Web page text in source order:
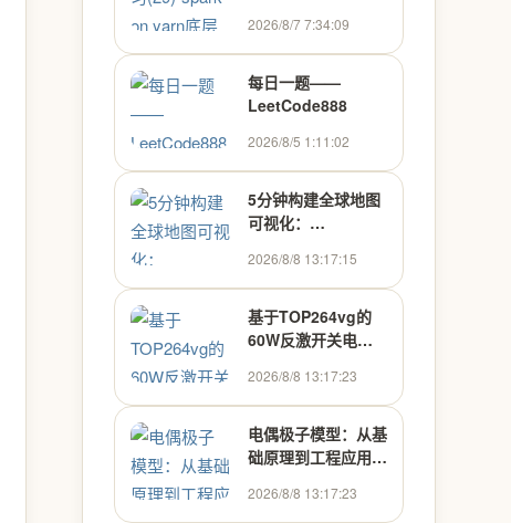
2026/8/7 7:34:09
每日一题——
LeetCode888
2026/8/5 1:11:02
5分钟构建全球地图
可视化：
理数据宝库完全指南
2026/8/8 13:17:15
基于TOP264vg的
60W反激开关电源
PCB布局调试
2026/8/8 13:17:23
电偶极子模型：从基
础原理到工程应用与
2026/8/8 13:17:23